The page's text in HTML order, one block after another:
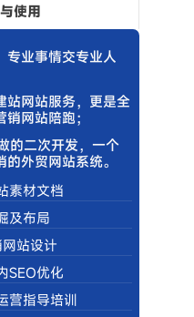
使用
专业事情交专业人
站网站服务，更是全
网站陪跑；
的二次开发，一个
外贸网站系统。
素材文档
及布局
站设计
SEO优化
营指导培训